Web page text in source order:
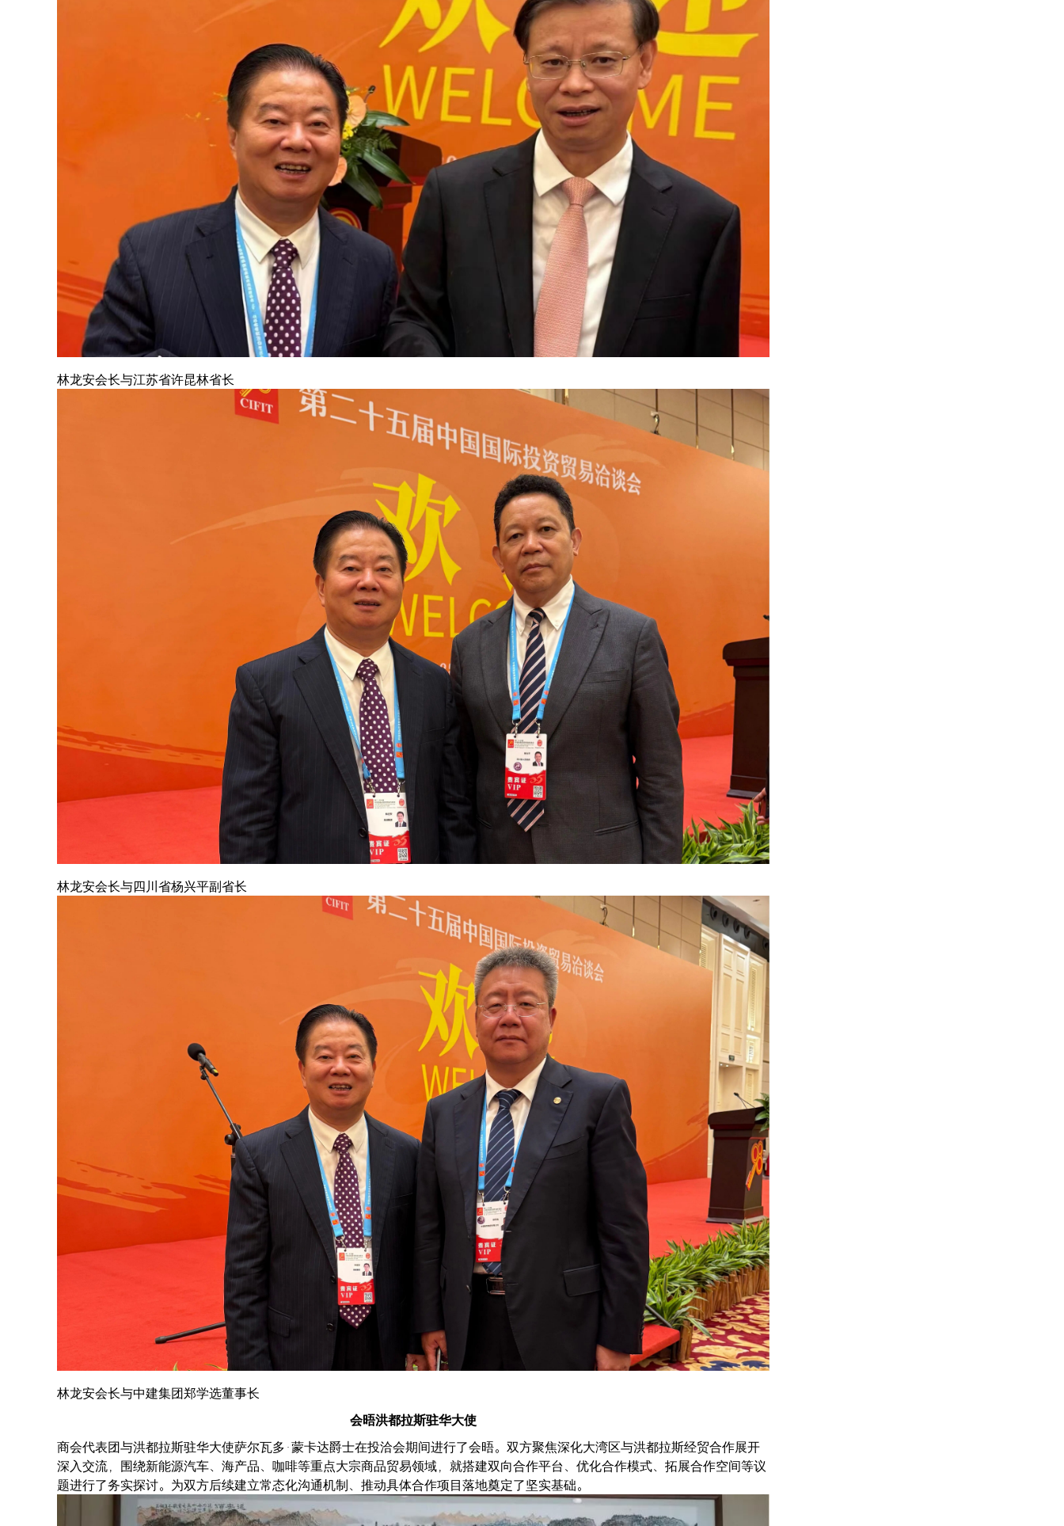
林龙安会长与江苏省许昆林省长
林龙安会长与四川省杨兴平副省长
林龙安会长与中建集团郑学选董事长
会晤洪都拉斯驻华大使
商会代表团与洪都拉斯驻华大使萨尔瓦多·蒙卡达爵士在投洽会期间进行了会晤。双方聚焦深化大湾区与洪都拉斯经贸合作展开
深入交流，围绕新能源汽车、海产品、咖啡等重点大宗商品贸易领域，就搭建双向合作平台、优化合作模式、拓展合作空间等议
题进行了务实探讨。为双方后续建立常态化沟通机制、推动具体合作项目落地奠定了坚实基础。